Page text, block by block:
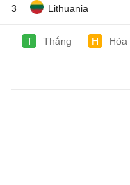
3 Lithuania
T Thắng H Hòa